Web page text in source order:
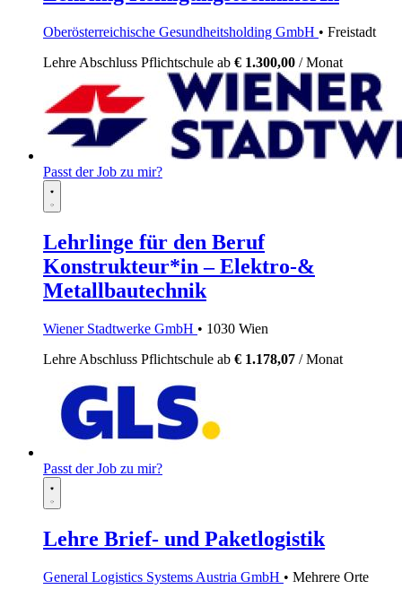
Oberösterreichische Gesundheitsholding GmbH • Freistadt
Lehre Abschluss Pflichtschule ab € 1.300,00 / Monat
Passt der Job zu mir?
Lehrlinge für den Beruf
Konstrukteur*in – Elektro-&
Metallbautechnik
Wiener Stadtwerke GmbH • 1030 Wien
Lehre Abschluss Pflichtschule ab € 1.178,07 / Monat
Passt der Job zu mir?
Lehre Brief- und Paketlogistik
General Logistics Systems Austria GmbH • Mehrere Orte